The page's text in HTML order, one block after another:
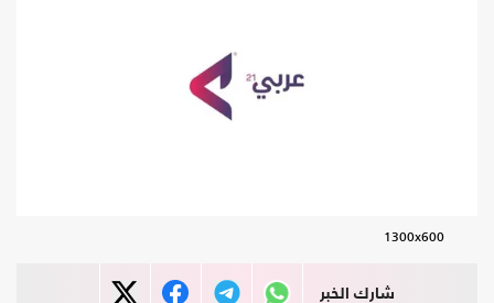
1300x600
شارك الخبر